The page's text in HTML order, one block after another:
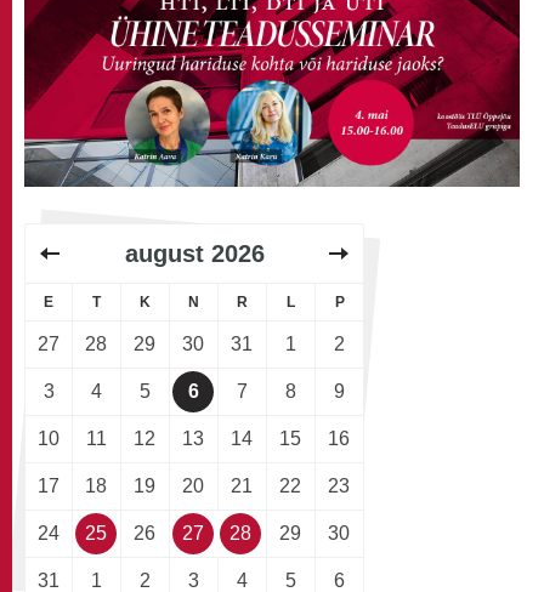
august 2026
E T K N R L P
27 28 29 30 31 1 2
3 4 5 6 7 8 9
10 11 12 13 14 15 16
17 18 19 20 21 22 23
24 25 26 27 28 29 30
31 1 2 3 4 5 6